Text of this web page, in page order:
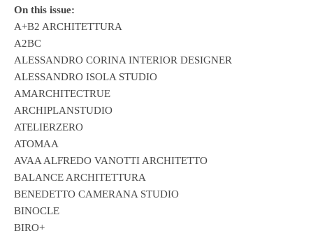
On this issue:
A+B2 ARCHITETTURA
A2BC
ALESSANDRO CORINA INTERIOR DESIGNER
ALESSANDRO ISOLA STUDIO
AMARCHITECTRUE
ARCHIPLANSTUDIO
ATELIERZERO
ATOMAA
AVAA ALFREDO VANOTTI ARCHITETTO
BALANCE ARCHITETTURA
BENEDETTO CAMERANA STUDIO
BINOCLE
BIRO+